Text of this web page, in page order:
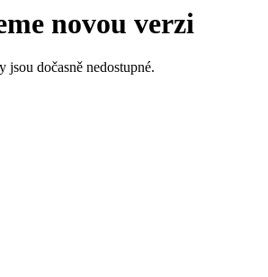
novou verzi
jsou dočasně nedostupné.